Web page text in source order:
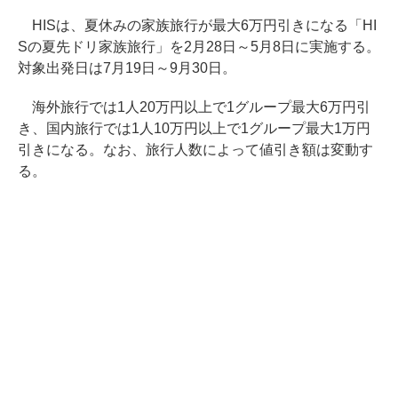
HISは、夏休みの家族旅行が最大6万円引きになる「HI
Sの夏先ドリ家族旅行」を2月28日～5月8日に実施する。
対象出発日は7月19日～9月30日。
海外旅行では1人20万円以上で1グループ最大6万円引
き、国内旅行では1人10万円以上で1グループ最大1万円
引きになる。なお、旅行人数によって値引き額は変動す
る。